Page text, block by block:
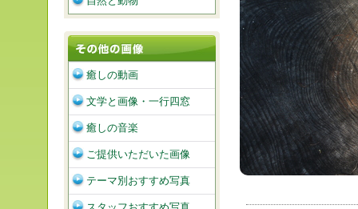
癒しの動画
文学と画像・一行四窓
癒しの音楽
ご提供いただいた画像
テーマ別おすすめ写真